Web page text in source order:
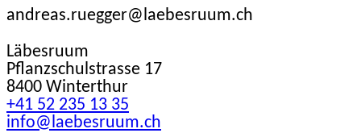
andreas.ruegger@laebesruum.ch
Läbesruum
Pflanzschulstrasse 17
8400 Winterthur
+41 52 235 13 35
info@laebesruum.ch